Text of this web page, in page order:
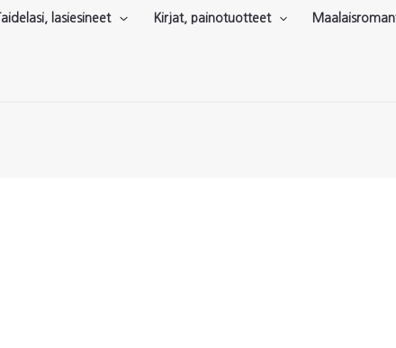
Taidelasi, lasiesineet Kirjat, painotuotteet